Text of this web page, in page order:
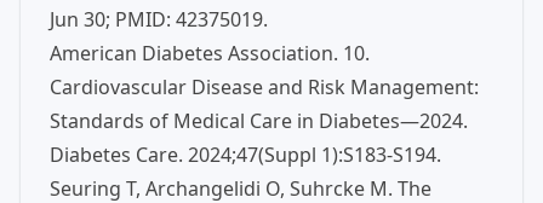
Jun 30; PMID: 42375019.
American Diabetes Association. 10.
Cardiovascular Disease and Risk Management:
Standards of Medical Care in Diabetes—2024.
Diabetes Care. 2024;47(Suppl 1):S183-S194.
Seuring T, Archangelidi O, Suhrcke M. The